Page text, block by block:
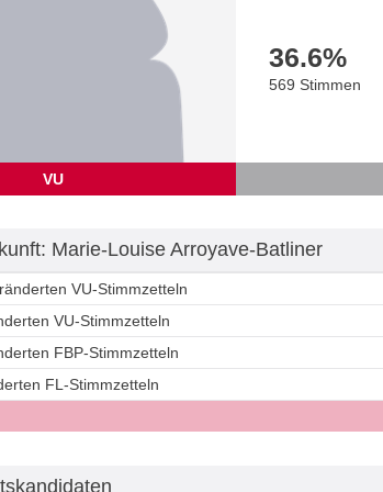
VU
36.6%
569 Stimmen
Marie-Louise Arroyave-Batliner
VU-Stimmzetteln
VU-Stimmzetteln
FBP-Stimmzetteln
FL-Stimmzetteln